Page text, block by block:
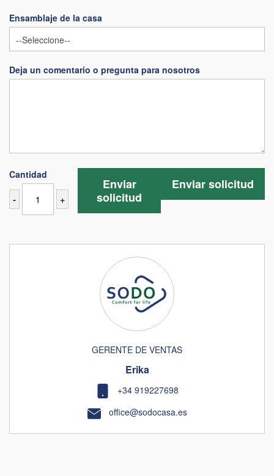
Ensamblaje de la casa
Deja un comentario o pregunta para nosotros
Cantidad
- +
Enviar solicitud
Enviar
solicitud
GERENTE DE VENTAS
Erika
+34 919227698
office@sodocasa.es